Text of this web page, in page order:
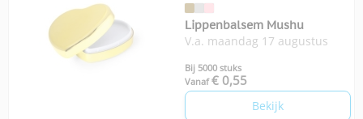
Lippenbalsem Mushu
V.a. maandag 17 augustus
Bij 5000 stuks
Vanaf € 0,55
Bekijk